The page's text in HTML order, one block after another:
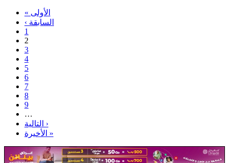
« الأولى
‹ السابقة
1
2
3
4
5
6
7
8
9
…
التالية ›
الأخيرة »